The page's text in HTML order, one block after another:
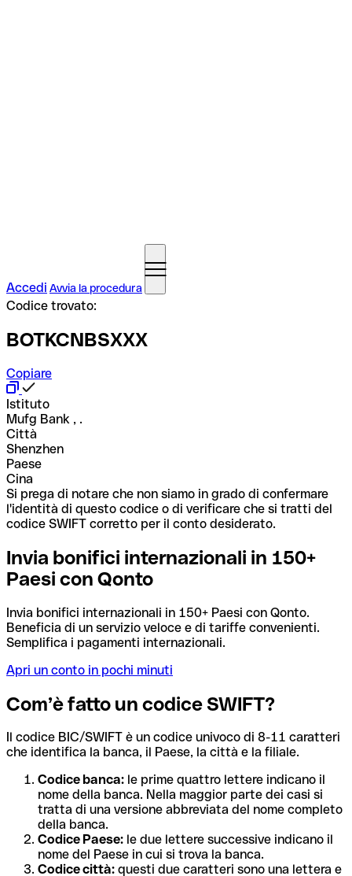
Accedi Avvia la procedura
Codice trovato:
BOTKCNBSXXX
Copiare
Istituto
Mufg Bank , .
Città
Shenzhen
Paese
Cina
Si prega di notare che non siamo in grado di confermare
l'identità di questo codice o di verificare che si tratti del
codice SWIFT corretto per il conto desiderato.
Invia bonifici internazionali in 150+
Paesi con Qonto
Invia bonifici internazionali in 150+ Paesi con Qonto.
Beneficia di un servizio veloce e di tariffe convenienti.
Semplifica i pagamenti internazionali.
Apri un conto in pochi minuti
Com’è fatto un codice SWIFT?
Il codice BIC/SWIFT è un codice univoco di 8-11 caratteri
che identifica la banca, il Paese, la città e la filiale.
Codice banca: le prime quattro lettere indicano il
nome della banca. Nella maggior parte dei casi si
tratta di una versione abbreviata del nome completo
della banca.
Codice Paese: le due lettere successive indicano il
nome del Paese in cui si trova la banca.
Codice città: questi due caratteri sono una lettera e